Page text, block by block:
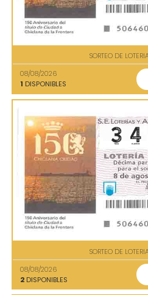
SORTEO DE
08/08/2026
1 DISPONIBLES
SORTEO DE
08/08/2026
2 DISPONIBLES